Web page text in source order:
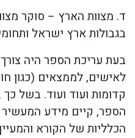
ד. מצוות הארץ – סוקר
בגבולות ארץ ישראל
בעת עריכת הספר היה
לאישים, לממצאים (כגון
קדומות ועוד ועוד. בשל
הספר, קיים מידע המעשיר
הכלליות של הקורא